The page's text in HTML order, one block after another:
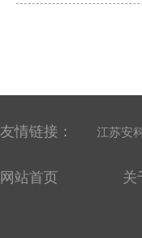
友情链接： 江苏安
网站首页 关